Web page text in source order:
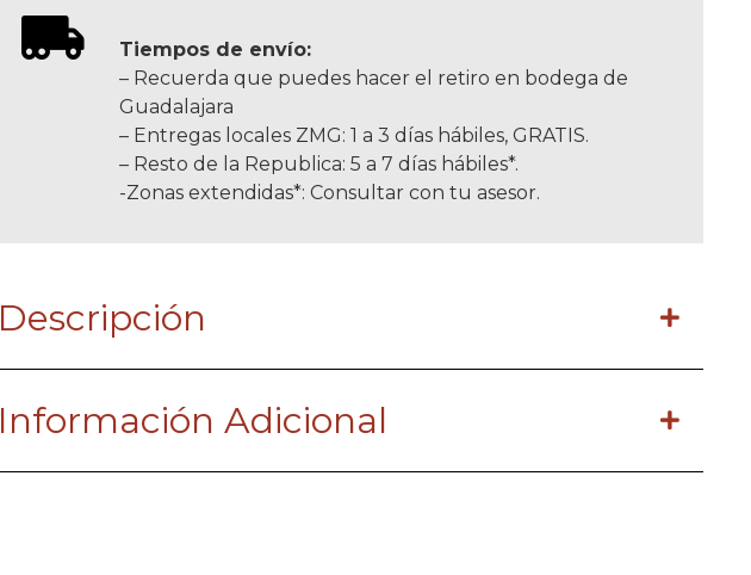
Tiempos de envío:
– Recuerda que puedes hacer el retiro en bodega de
Guadalajara
– Entregas locales ZMG: 1 a 3 días hábiles, GRATIS.
– Resto de la Republica: 5 a 7 días hábiles*.
-Zonas extendidas*: Consultar con tu asesor.
Descripción
Información Adicional